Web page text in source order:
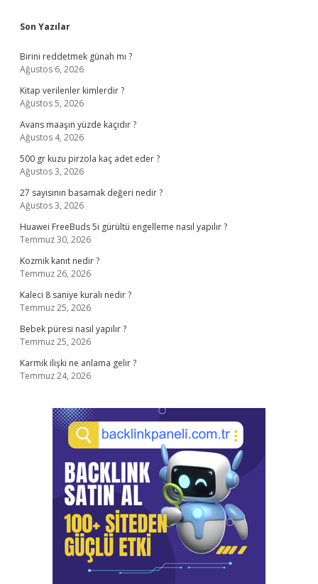
Sidebar
Son Yazılar
Birini reddetmek günah mı ?
Ağustos 6, 2026
Kitap verilenler kimlerdir ?
Ağustos 5, 2026
Avans maaşın yüzde kaçıdır ?
Ağustos 4, 2026
500 gr kuzu pirzola kaç adet eder ?
Ağustos 3, 2026
27 sayısının basamak değeri nedir ?
Ağustos 3, 2026
Huawei FreeBuds 5i gürültü engelleme nasıl yapılır ?
Temmuz 30, 2026
Kozmik kanıt nedir ?
Temmuz 26, 2026
Kaleci 8 saniye kuralı nedir ?
Temmuz 25, 2026
Bebek püresi nasıl yapılır ?
Temmuz 25, 2026
Karmik ilişki ne anlama gelir ?
Temmuz 24, 2026